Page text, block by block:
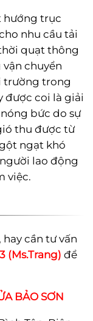
hướng trục
nhu cầu tải
quạt thông
chuyển
trường trong
được coi là giải
bức do sự
thu được từ
ngạt khó
lao động
việc.
cần tư vấn
(Ms.Trang) để
BẢO SƠN